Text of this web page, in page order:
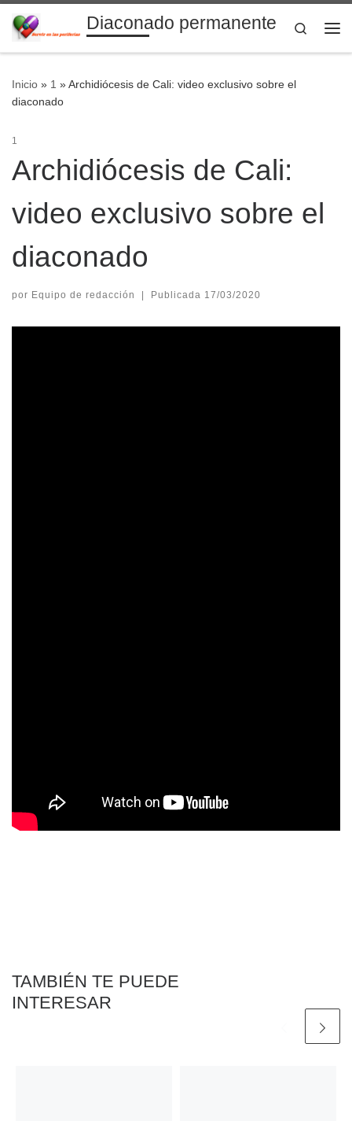
Saltar al contenidoDiaconado permanente
Search
Inicio » 1 »Archidiócesis de Cali: video exclusivo sobre el
diaconado
1
Archidiócesis de Cali:
video exclusivo sobre el
diaconado
por Equipo de redacción | Publicada 17/03/2020
TAMBIÉN TE PUEDE
INTERESAR